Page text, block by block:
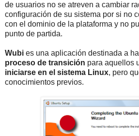
de usuarios no se atreven a cambiar
configuración de su sistema por si no
con el dominio de la plataforma y no
punto de partida.
Wubi es una aplicación destinada a
proceso de transición para aquellos
iniciarse en el sistema Linux, pero
conocimientos previos.